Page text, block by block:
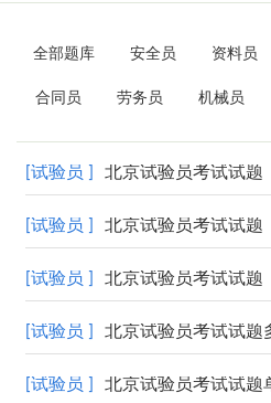
全部题库 安全员 资料员
合同员 劳务员 机械员
[试验员 ] 北京试验员考试试题
[试验员 ] 北京试验员考试试题
[试验员 ] 北京试验员考试试题
[试验员 ] 北京试验员考试试题
[试验员 ] 北京试验员考试试题